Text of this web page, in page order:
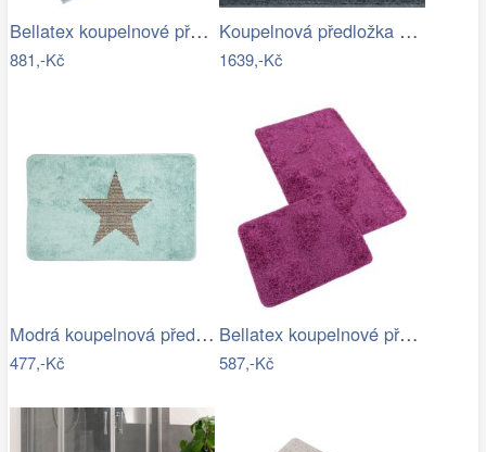
Bellatex koupelnové předložky BANYGOLD…
881,-Kč
Koupelnová předložka HILLS
1639,-Kč
Modrá koupelnová předložka s hvězdou -…
477,-Kč
Bellatex koupelnové předložky…
587,-Kč